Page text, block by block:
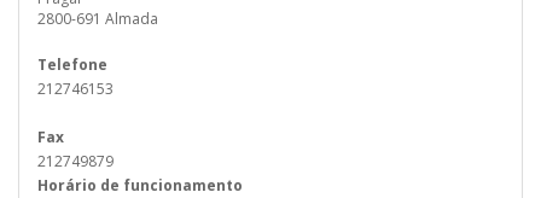
2800-691 Almada
Telefone
212746153
Fax
212749879
Horário de funcionamento